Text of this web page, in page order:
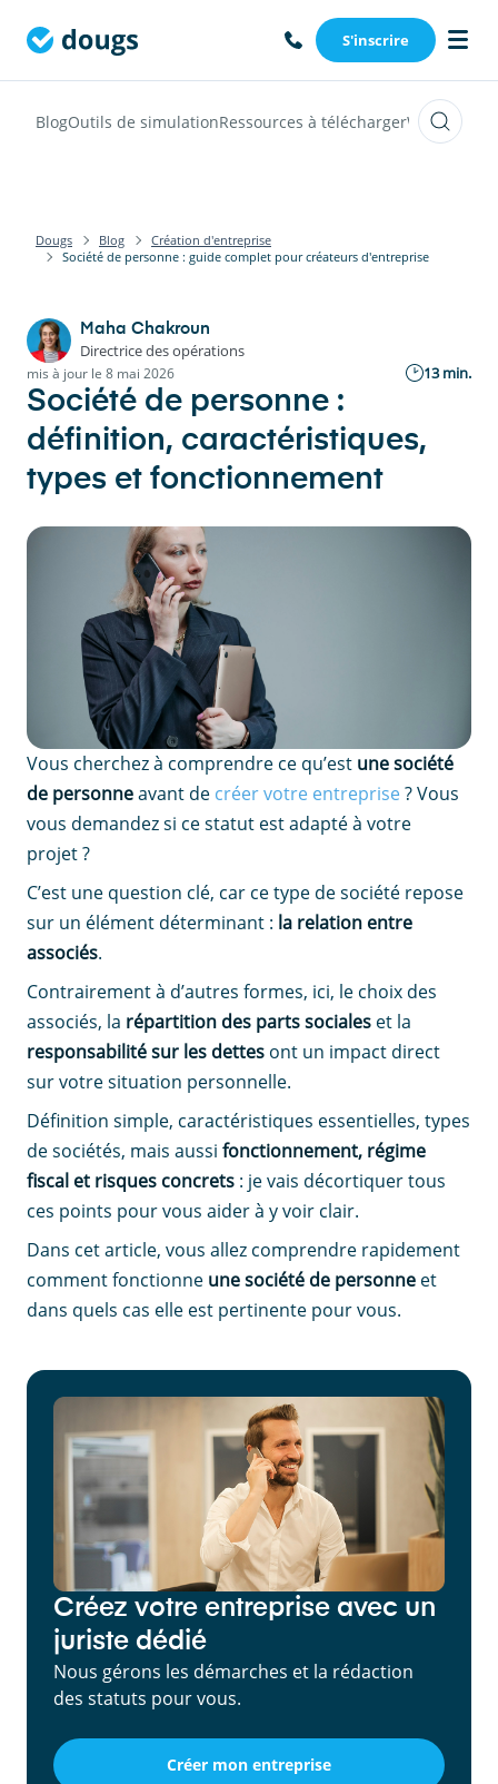
S'inscrire
BlogOutils de simulationRessources à téléchargerWebinars
Dougs Blog
Création d'entreprise
Société de personne : guide complet pour créateurs d'entreprise
Maha Chakroun
Directrice des opérations
mis à jour le 8 mai 2026 13 min.
Société de personne :
définition, caractéristiques,
types et fonctionnement
Vous cherchez à comprendre ce qu’est une société
de personneavant de créer votre entreprise? Vous
vous demandez si ce statut est adapté à votre
projet ?
C’est une question clé, car ce type de société repose
sur un élément déterminant : la relation entre
associés.
Contrairement à d’autres formes, ici, le choix des
associés, la répartition des parts sociales et la
responsabilité sur les dettes ont un impact direct
sur votre situation personnelle.
Définition simple, caractéristiques essentielles, types
de sociétés, mais aussi fonctionnement, régime
fiscal et risques concrets : je vais décortiquer tous
ces points pour vous aider à y voir clair.
Dans cet article, vous allez comprendre rapidement
comment fonctionne une société de personne et
dans quels cas elle est pertinente pour vous.
Créez votre entreprise avec un
juriste dédié
Nous gérons les démarches et la rédaction
des statuts pour vous.
Créer mon entreprise